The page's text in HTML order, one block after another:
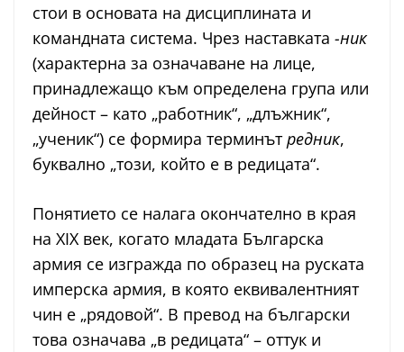
стои в основата на дисциплината и
командната система. Чрез наставката -ник
(характерна за означаване на лице,
принадлежащо към определена група или
дейност – като „работник“, „длъжник“,
„ученик“) се формира терминътредник,
буквално „този, който е в редицата“.
Понятието се налага окончателно в края
на XIX век, когато младата Българска
армия се изгражда по образец на руската
имперска армия, в която еквивалентният
чин е „рядовой“. В превод на български
това означава „в редицата“ – оттук и